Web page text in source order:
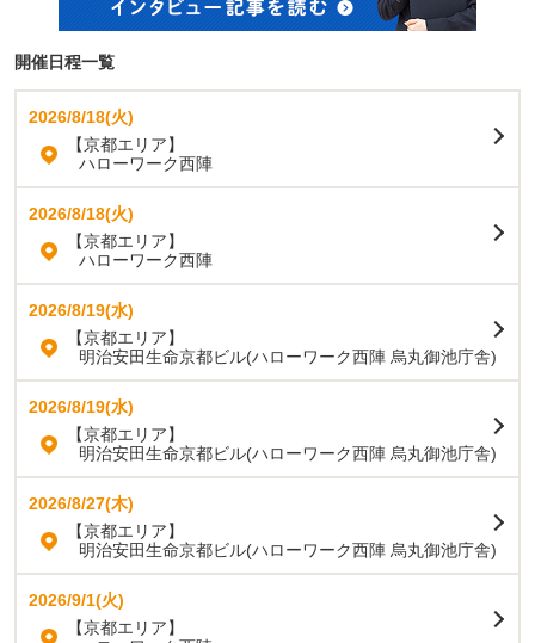
開催日程一覧
2026/8/18(火)
【京都エリア】
ハローワーク西陣
2026/8/18(火)
【京都エリア】
ハローワーク西陣
2026/8/19(水)
【京都エリア】
明治安田生命京都ビル(ハローワーク西陣 烏丸御池庁舎)
2026/8/19(水)
【京都エリア】
明治安田生命京都ビル(ハローワーク西陣 烏丸御池庁舎)
2026/8/27(木)
【京都エリア】
明治安田生命京都ビル(ハローワーク西陣 烏丸御池庁舎)
2026/9/1(火)
【京都エリア】